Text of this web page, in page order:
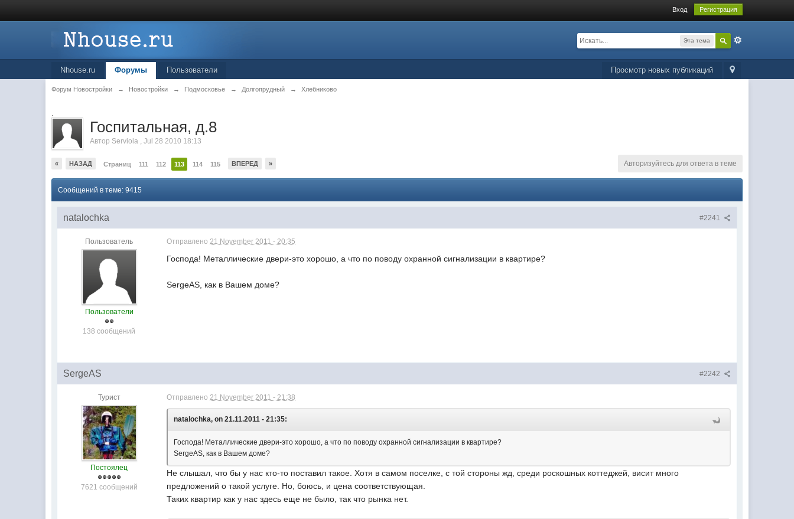
Вход Регистрация
Эта тема
Просмотр новых публикаций
Nhouse.ru Форумы Пользователи
Форум Новостройки → Новостройки → Подмосковье → Долгопрудный → Хлебниково
.
Госпитальная, д.8
Автор Serviola ,Jul 28 2010 18:13
« НАЗАД Страниц 111 112 113 114 115 ВПЕРЕД » Авторизуйтесь для ответа в теме
Сообщений в теме: 9415
#2241
natalochka
Пользователь
Пользователи
138 сообщений
Отправлено21 November 2011 - 20:35
Господа! Металлические двери-это хорошо, а что по поводу охранной сигнализации в квартире?
SergeAS, как в Вашем доме?
#2242
SergeAS
Турист
Постоялец
7621 сообщений
Отправлено21 November 2011 - 21:38
natalochka, on 21.11.2011 - 21:35:
Господа! Металлические двери-это хорошо, а что по поводу охранной сигнализации в квартире?
SergeAS, как в Вашем доме?
Не слышал, что бы у нас кто-то поставил такое. Хотя в самом поселке, с той стороны жд, среди роскошных коттеджей, висит много
предложений о такой услуге. Но, боюсь, и цена соответствующая.
Таких квартир как у нас здесь еще не было, так что рынка нет.